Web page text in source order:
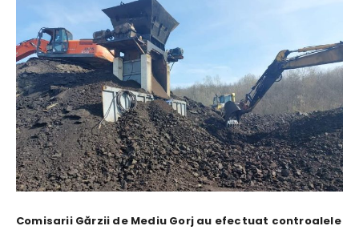
Comisarii Gărzii de Mediu Gorj au efectuat controalele